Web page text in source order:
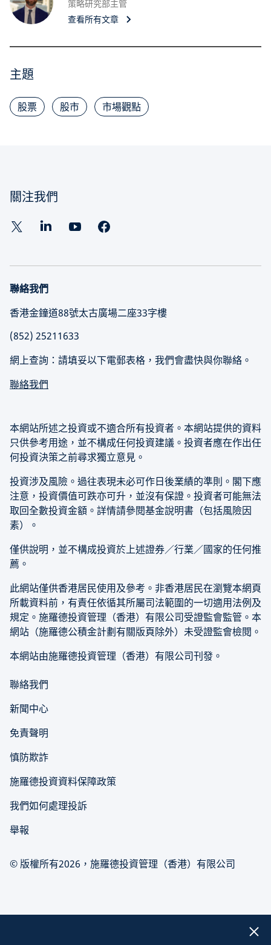
策略研究部主管
查看所有文章
主題
股票 股市 市場觀點
關注我們
聯絡我們
香港金鐘道88號太古廣場二座33字樓
(852) 25211633
網上查詢：請填妥以下電郵表格，我們會盡快與你聯絡。
聯絡我們
本網站所述之投資或不適合所有投資者。本網站提供的資料
只供參考用途，並不構成任何投資建議。投資者應在作出任
何投資決策之前尋求獨立意見。
投資涉及風險。過往表現未必可作日後業績的準則。閣下應
注意，投資價值可跌亦可升，並沒有保證。投資者可能無法
取回全數投資金額。詳情請參閱基金說明書（包括風險因
素）。
僅供說明，並不構成投資於上述證券／行業／國家的任何推
薦。
此網站僅供香港居民使用及參考。非香港居民在瀏覽本網頁
所載資料前，有責任依循其所屬司法範圍的一切適用法例及
規定。施羅德投資管理（香港）有限公司受證監會監管。本
網站（施羅德公積金計劃有關版頁除外）未受證監會檢閱。
本網站由施羅德投資管理（香港）有限公司刊發。
聯絡我們
新聞中心
免責聲明
慎防欺詐
施羅德投資資料保障政策
我們如何處理投訴
舉報
© 版權所有2026，施羅德投資管理（香港）有限公司